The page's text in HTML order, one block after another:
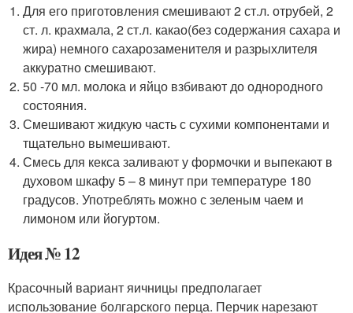
Для его приготовления смешивают 2 ст.л. отрубей, 2
ст. л. крахмала, 2 ст.л. какао(без содержания сахара и
жира) немного сахарозаменителя и разрыхлителя
аккуратно смешивают.
50 -70 мл. молока и яйцо взбивают до однородного
состояния.
Смешивают жидкую часть с сухими компонентами и
тщательно вымешивают.
Смесь для кекса заливают у формочки и выпекают в
духовом шкафу 5 – 8 минут при температуре 180
градусов. Употреблять можно с зеленым чаем и
лимоном или йогуртом.
Идея № 12
Красочный вариант яичницы предполагает
использование болгарского перца. Перчик нарезают